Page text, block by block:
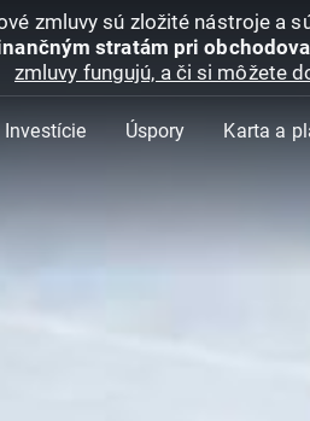
zmluvy sú zložité nástroje a
stratám pri
zmluvy fungujú, a či si môžete
Investície Úspory Karta a